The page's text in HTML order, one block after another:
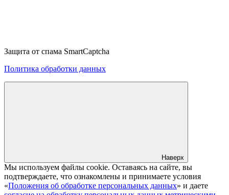
Защита от спама SmartCaptcha
Политика обработки данных
Наверх
Мы используем файлы cookie. Оставаясь на сайте, вы
подтверждаете, что ознакомлены и принимаете условия
«Положения об обработке персональных данных» и даете